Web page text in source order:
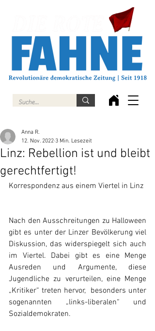
Linz: Rebellion ist und bleibt
gerechtfertigt!
Anna R.
12. Nov. 2022 3 Min. Lesezeit
Korrespondenz aus einem Viertel in Linz
Nach den Ausschreitungen zu Halloween
gibt es unter der Linzer Bevölkerung viel
Diskussion, das widerspiegelt sich auch
im Viertel. Dabei gibt es eine Menge
Ausreden und Argumente, diese
Jugendliche zu verurteilen, eine Menge
„Kritiker“ treten hervor,  besonders unter
sogenannten „links-liberalen“ und
Sozialdemokraten.